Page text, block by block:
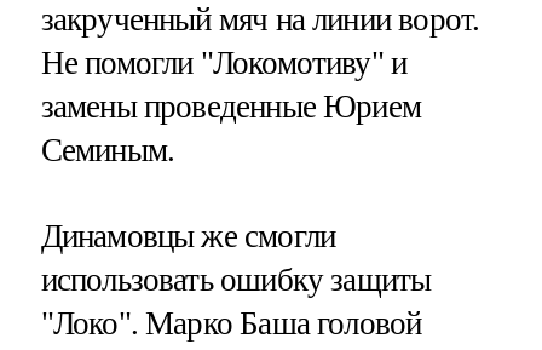
закрученный мяч на линии ворот.
Не помогли "Локомотиву" и
замены проведенные Юрием
Семиным.
Динамовцы же смогли
использовать ошибку защиты
"Локо". Марко Баша головой